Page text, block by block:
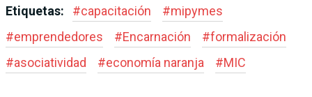
Etiquetas: #capacitación #mipymes
#emprendedores #Encarnación #formalización
#asociatividad #economía naranja #MIC